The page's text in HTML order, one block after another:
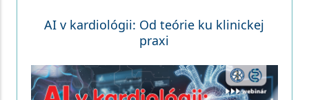
AI v kardiológii: Od teórie ku klinickej
praxi